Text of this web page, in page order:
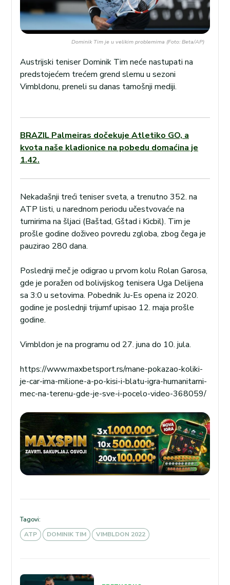
Dominik Tim je u velikim problemima (Foto: Beta/AP)
Austrijski teniser Dominik Tim neće nastupati na
predstojećem trećem grend slemu u sezoni
Vimbldonu, preneli su danas tamošnji mediji.
BRAZIL Palmeiras dočekuje Atletiko GO, a
kvota naše kladionice na pobedu domaćina je
1.42.
Nekadašnji treći teniser sveta, a trenutno 352. na
ATP listi, u narednom periodu učestvovaće na
turnirima na šljaci (Baštad, Gštad i Kicbil). Tim je
prošle godine doživeo povredu zgloba, zbog čega je
pauzirao 280 dana.
Poslednji meč je odigrao u prvom kolu Rolan Garosa,
gde je poražen od bolivijskog tenisera Uga Delijena
sa 3:0 u setovima. Pobednik Ju-Es opena iz 2020.
godine je poslednji trijumf upisao 12. maja prošle
godine.
Vimbldon je na programu od 27. juna do 10. jula.
https://www.maxbetsport.rs/mane-pokazao-koliki-
je-car-ima-milione-a-po-kisi-i-blatu-igra-humanitarni-
mec-na-terenu-gde-je-sve-i-pocelo-video-368059/
Tagovi:
ATP
DOMINIK TIM VIMBLDON 2022
Kretanje